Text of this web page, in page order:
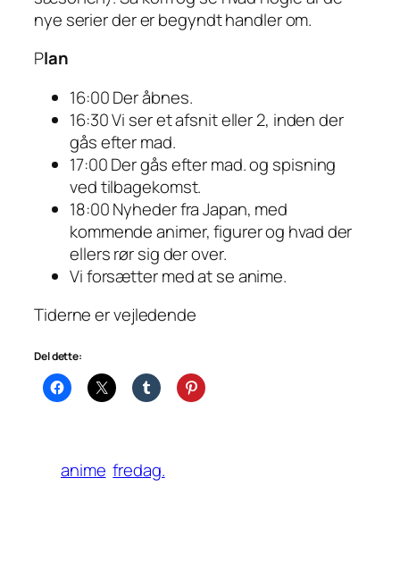
nye serier der er begyndt handler om.
Plan
16:00 Der åbnes.
16:30 Vi ser et afsnit eller 2, inden der
gås efter mad.
17:00 Der gås efter mad. og spisning
ved tilbagekomst.
18:00 Nyheder fra Japan, med
kommende animer, figurer og hvad der
ellers rør sig der over.
Vi forsætter med at se anime.
Tiderne er vejledende
Del dette:
anime fredag.